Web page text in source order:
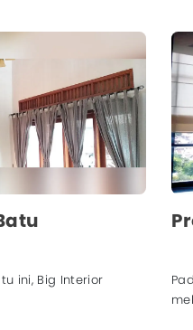
Batu
ini, Big Interior